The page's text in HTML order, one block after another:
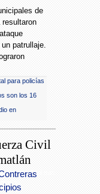
de
patrullaje.
para policías
son los 16
en
Civil
Fuerza Civil tras